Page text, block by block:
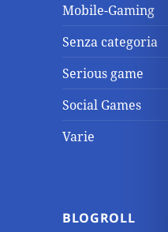
Mobile-Gaming
Senza categoria
Serious game
Social Games
Varie
BLOGROLL